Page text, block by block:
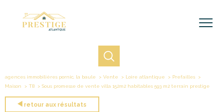
agences immobilières pornic, la baule Vente Loire atlantique
Prefailles
Maison
T8 Sous promesse de vente villa 152m2 habitables 593 m2 terrain prestige
retour aux résultats